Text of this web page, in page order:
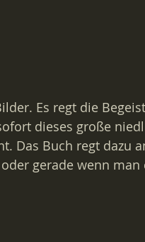
Es regt die
dieses große
Das Buch regt dazu
gerade wenn